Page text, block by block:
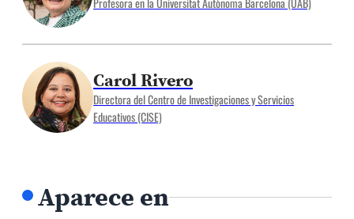
Carol Rivero
Directora del Centro de Investigaciones y Servicios
Educativos (CISE)
Aparece en